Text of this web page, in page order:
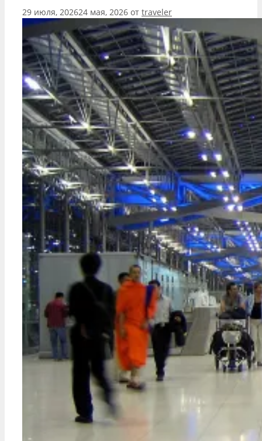
29 июля, 202624 мая, 2026 от traveler